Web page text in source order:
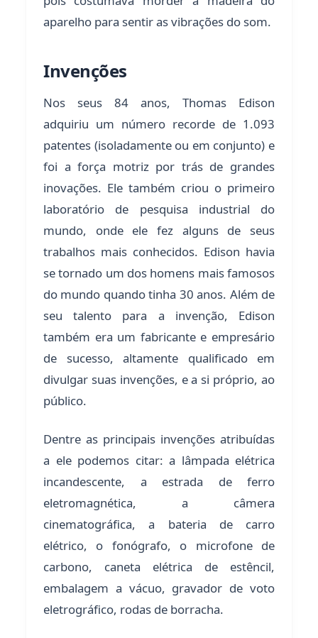
aparelho para sentir as vibrações do som.
Invenções
Nos seus 84 anos, Thomas Edison
adquiriu um número recorde de 1.093
patentes (isoladamente ou em conjunto) e
foi a força motriz por trás de grandes
inovações. Ele também criou o primeiro
laboratório de pesquisa industrial do
mundo, onde ele fez alguns de seus
trabalhos mais conhecidos. Edison havia
se tornado um dos homens mais famosos
do mundo quando tinha 30 anos. Além de
seu talento para a invenção, Edison
também era um fabricante e empresário
de sucesso, altamente qualificado em
divulgar suas invenções, e a si próprio, ao
público.
Dentre as principais invenções atribuídas
a ele podemos citar: a lâmpada elétrica
incandescente, a estrada de ferro
eletromagnética, a câmera
cinematográfica, a bateria de carro
elétrico, o fonógrafo, o microfone de
carbono, caneta elétrica de estêncil,
embalagem a vácuo, gravador de voto
eletrográfico, rodas de borracha.